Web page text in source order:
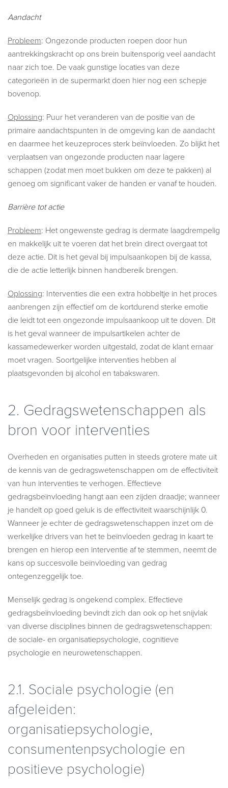
Aandacht
Probleem: Ongezonde producten roepen door hun
aantrekkingskracht op ons brein buitensporig veel aandacht
naar zich toe. De vaak gunstige locaties van deze
categorieën in de supermarkt doen hier nog een schepje
bovenop.
Oplossing: Puur het veranderen van de positie van de
primaire aandachtspunten in de omgeving kan de aandacht
en daarmee het keuzeproces sterk beïnvloeden. Zo blijkt het
verplaatsen van ongezonde producten naar lagere
schappen (zodat men moet bukken om deze te pakken) al
genoeg om significant vaker de handen er vanaf te houden.
Barrière tot actie
Probleem: Het ongewenste gedrag is dermate laagdrempelig
en makkelijk uit te voeren dat het brein direct overgaat tot
deze actie. Dit is het geval bij impulsaankopen bij de kassa,
die de actie letterlijk binnen handbereik brengen.
Oplossing: Interventies die een extra hobbeltje in het proces
aanbrengen zijn effectief om de kortdurend sterke emotie
die leidt tot een ongezonde impulsaankoop uit te doven. Dit
is het geval wanneer de impulsartikelen achter de
kassamedewerker worden uitgestald, zodat de klant ernaar
moet vragen. Soortgelijke interventies hebben al
plaatsgevonden bij alcohol en tabakswaren.
2. Gedragswetenschappen als
bron voor interventies
Overheden en organisaties putten in steeds grotere mate uit
de kennis van de gedragswetenschappen om de effectiviteit
van hun interventies te verhogen. Effectieve
gedragsbeïnvloeding hangt aan een zijden draadje; wanneer
je handelt op goed geluk is de effectiviteit waarschijnlijk 0.
Wanneer je echter de gedragswetenschappen inzet om de
werkelijke drivers van het te beïnvloeden gedrag in kaart te
brengen en hierop een interventie af te stemmen, neemt de
kans op succesvolle beïnvloeding van gedrag
ontegenzeggelijk toe.
Menselijk gedrag is ongekend complex. Effectieve
gedragsbeïnvloeding bevindt zich dan ook op het snijvlak
van diverse disciplines binnen de gedragswetenschappen:
de sociale- en organisatiepsychologie, cognitieve
psychologie en neurowetenschappen.
2.1. Sociale psychologie (en
afgeleiden:
organisatiepsychologie,
consumentenpsychologie en
positieve psychologie)